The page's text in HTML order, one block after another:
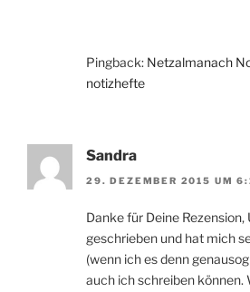
Pingback: Netzalmanach
notizhefte
Sandra
29. DEZEMBER 2015 UM
Danke für Deine Rezension,
geschrieben und hat mich
(wenn ich es denn
auch ich schreiben können.